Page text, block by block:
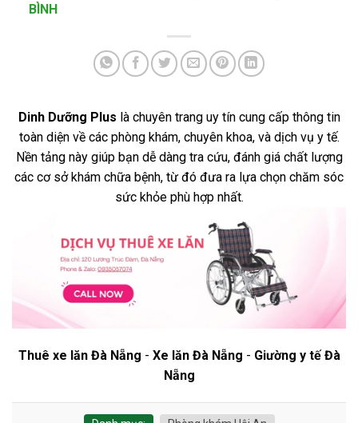
BÌNH
Dinh Dưỡng Plus là chuyên trang uy tín cung cấp thông tin
toàn diện về các phòng khám, chuyên khoa, và dịch vụ y tế.
Nền tảng này giúp bạn dễ dàng tra cứu, đánh giá chất lượng
các cơ sở khám chữa bệnh, từ đó đưa ra lựa chọn chăm sóc
sức khỏe phù hợp nhất.
Thuê xe lăn Đà Nẵng - Xe lăn Đà Nẵng - Giường y tế Đà
Nẵng